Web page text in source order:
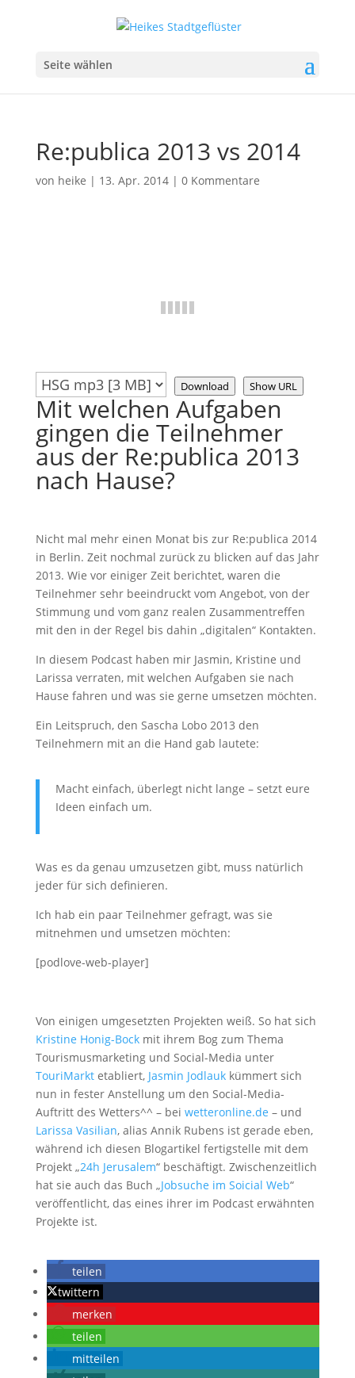
Seite wählen
Re:publica 2013 vs 2014
von heike | 13. Apr. 2014| 0 Kommentare
Download Show URL
Mit welchen Aufgaben
gingen die Teilnehmer
aus der Re:publica 2013
nach Hause?
Nicht mal mehr einen Monat bis zur Re:publica 2014
in Berlin. Zeit nochmal zurück zu blicken auf das Jahr
2013. Wie vor einiger Zeit berichtet, waren die
Teilnehmer sehr beeindruckt vom Angebot, von der
Stimmung und vom ganz realen Zusammentreffen
mit den in der Regel bis dahin „digitalen“ Kontakten.
In diesem Podcast haben mir Jasmin, Kristine und
Larissa verraten, mit welchen Aufgaben sie nach
Hause fahren und was sie gerne umsetzen möchten.
Ein Leitspruch, den Sascha Lobo 2013 den
Teilnehmern mit an die Hand gab lautete:
Macht einfach, überlegt nicht lange – setzt eure
Ideen einfach um.
Was es da genau umzusetzen gibt, muss natürlich
jeder für sich definieren.
Ich hab ein paar Teilnehmer gefragt, was sie
mitnehmen und umsetzen möchten:
[podlove-web-player]
Von einigen umgesetzten Projekten weiß. So hat sich
Kristine Honig-Bockmit ihrem Bog zum Thema
Tourismusmarketing und Social-Media unter
TouriMarktetabliert, Jasmin Jodlaukkümmert sich
nun in fester Anstellung um den Social-Media-
Auftritt des Wetters^^ – bei wetteronline.de – und
Larissa Vasilian, alias Annik Rubens ist gerade eben,
während ich diesen Blogartikel fertigstelle mit dem
Projekt „24h Jerusalem“ beschäftigt. Zwischenzeitlich
hat sie auch das Buch „Jobsuche im Soicial Web“
veröffentlicht, das eines ihrer im Podcast erwähnten
Projekte ist.
teilen
twittern
merken
teilen
mitteilen